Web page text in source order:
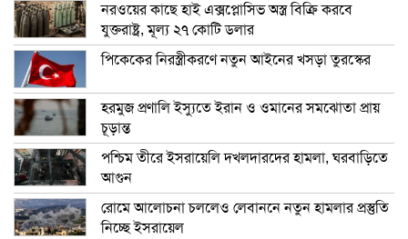
নরওয়ের কাছে হাই এক্সপ্লোসিভ অস্ত্র বিক্রি করবে
যুক্তরাষ্ট্র, মূল্য ২৭ কোটি ডলার
পিকেকের নিরস্ত্রীকরণে নতুন আইনের খসড়া তুরস্কের
হরমুজ প্রণালি ইস্যুতে ইরান ও ওমানের সমঝোতা প্রায়
চূড়ান্ত
পশ্চিম তীরে ইসরায়েলি দখলদারদের হামলা, ঘরবাড়িতে
আগুন
রোমে আলোচনা চললেও লেবাননে নতুন হামলার প্রস্তুতি
নিচ্ছে ইসরায়েল